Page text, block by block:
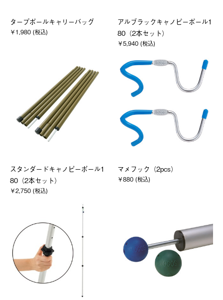
タープポールキャリーバッグ
￥1,980 (税込)
アルブラックキャノピーポール1
80（2本セット）
￥5,940 (税込)
スタンダードキャノピーポール1
80（2本セット）
￥2,750 (税込)
マメフック（2pcs）
￥880 (税込)